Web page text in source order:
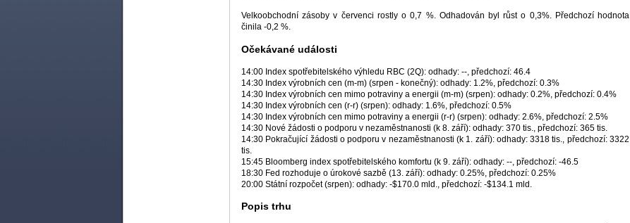
Velkoobchodní zásoby v červenci rostly o 0,7 %. Odhadován byl růst o 0,3%. Předchozí hodnota
činila -0,2 %.
Očekávané události
14:00 Index spotřebitelského výhledu RBC (2Q): odhady: --, předchozí: 46.4
14:30 Index výrobních cen (m-m) (srpen - konečný): odhady: 1.2%, předchozí: 0.3%
14:30 Index výrobních cen mimo potraviny a energii (m-m) (srpen): odhady: 0.2%, předchozí: 0.4%
14:30 Index výrobních cen (r-r) (srpen): odhady: 1.6%, předchozí: 0.5%
14:30 Index výrobních cen mimo potraviny a energii (r-r) (srpen): odhady: 2.6%, předchozí: 2.5%
14:30 Nové žádosti o podporu v nezaměstnanosti (k 8. září): odhady: 370 tis., předchozí: 365 tis.
14:30 Pokračující žádosti o podporu v nezaměstnanosti (k 1. září): odhady: 3318 tis., předchozí: 3322
tis.
15:45 Bloomberg index spotřebitelského komfortu (k 9. září): odhady: --, předchozí: -46.5
18:30 Fed rozhoduje o úrokové sazbě (13. září): odhady: 0.25%, předchozí: 0.25%
20:00 Státní rozpočet (srpen): odhady: -$170.0 mld., předchozí: -$134.1 mld.
Popis trhu